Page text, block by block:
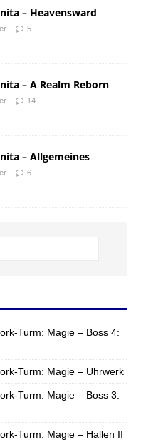
– Heavensward
5
– A Realm Reborn
14
– Allgemeines
6
Turm: Magie – Boss 4:
Turm: Magie – Uhrwerk
Turm: Magie – Boss 3:
Turm: Magie – Hallen II